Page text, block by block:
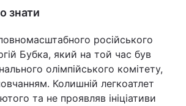
знати
російського
Бубка, який на той час був
олімпійського комітету,
Колишній легкоатлет
та не проявляв ініціативи